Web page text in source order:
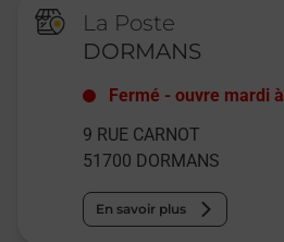
La Poste
DORMANS
Fermé -ouvre mardi à
9 RUE CARNOT
51700 DORMANS
En savoir plus